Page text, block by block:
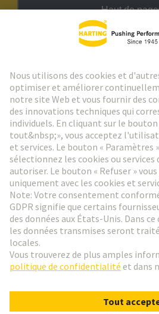
Haut de page
Aller à l'inscription
Social Media
France Français
© HARTING Technology Group